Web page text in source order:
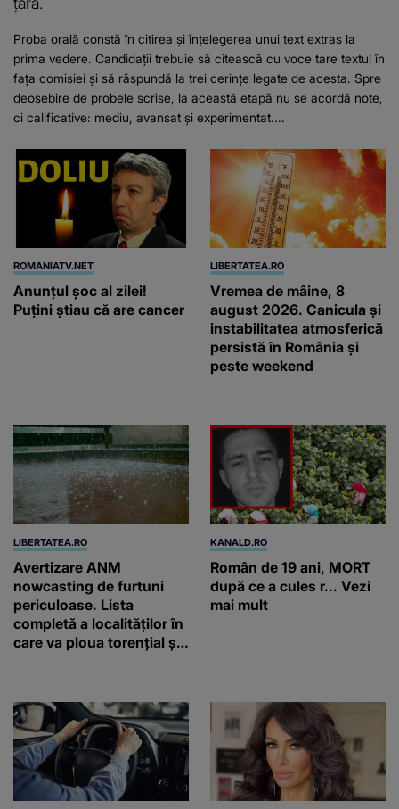
Proba orală constă în citirea și înțelegerea unui text extras la
prima vedere. Candidații trebuie să citească cu voce tare textul în
fața comisiei și să răspundă la trei cerințe legate de acesta. Spre
deosebire de probele scrise, la această etapă nu se acordă note,
ci calificative: mediu, avansat și experimentat....
ROMANIATV.NET
Anunţul şoc al zilei!
Puţini ştiau că are cancer
LIBERTATEA.RO
Vremea de mâine, 8
august 2026. Canicula și
instabilitatea atmosferică
persistă în România și
peste weekend
LIBERTATEA.RO
Avertizare ANM
nowcasting de furtuni
periculoase. Lista
completă a localităților în
care va ploua torențial și
KANALD.RO
Român de 19 ani, MORT
după ce a cules r... Vezi
mai mult